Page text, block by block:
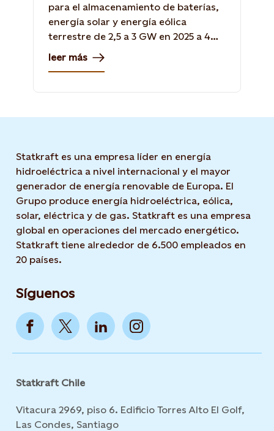
para el almacenamiento de baterías,
energía solar y energía eólica
terrestre de 2,5 a 3 GW en 2025 a 4
GW en 2030.
leer más
Statkraft es una empresa líder en energía
hidroeléctrica a nivel internacional y el mayor
generador de energía renovable de Europa. El
Grupo produce energía hidroeléctrica, eólica,
solar, eléctrica y de gas. Statkraft es una empresa
global en operaciones del mercado energético.
Statkraft tiene alrededor de 6.500 empleados en
20 países.
Síguenos
Statkraft Chile
Vitacura 2969, piso 6. Edificio Torres Alto El Golf,
Las Condes, Santiago